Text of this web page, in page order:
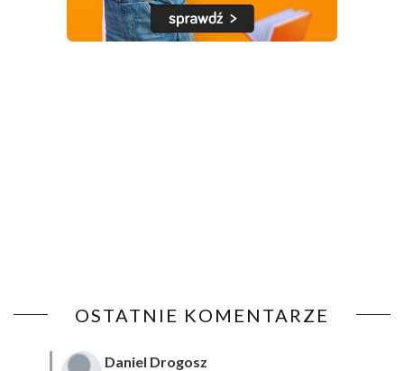
OSTATNIE KOMENTARZE
Daniel Drogosz